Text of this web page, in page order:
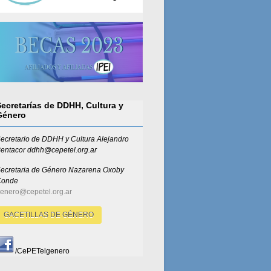
de DDHH, Cultura y
de DDHH y Cultura Alejandro
ddhh@cepetel.org.ar
de GéneroNazarena Oxoby
GACETILLAS DE GÉNERO
/CePETelgenero